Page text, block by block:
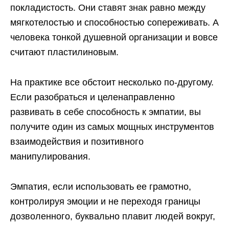
покладистость. Они ставят знак равно между
мягкотелостью и способностью сопереживать. А
человека тонкой душевной организации и вовсе
считают пластилиновым.
На практике все обстоит несколько по-другому.
Если разобраться и целенаправленно
развивать в себе способность к эмпатии, вы
получите один из самых мощных инструментов
взаимодействия и позитивного
манипулирования.
Эмпатия, если использовать ее грамотно,
контролируя эмоции и не переходя границы
дозволенного, буквально плавит людей вокруг,